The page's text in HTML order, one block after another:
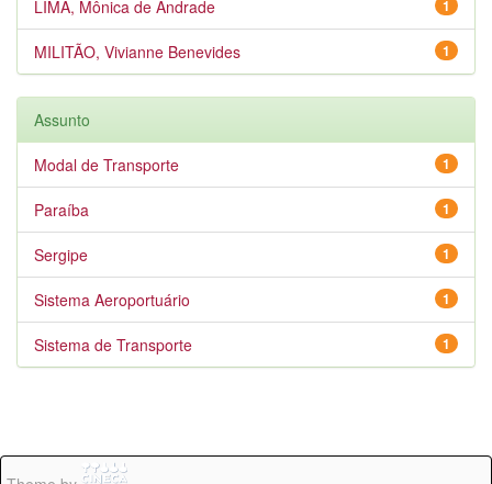
1
LIMA, Mônica de Andrade
1
MILITÃO, Vivianne Benevides
Assunto
1
Modal de Transporte
1
Paraíba
1
Sergipe
1
Sistema Aeroportuário
1
Sistema de Transporte